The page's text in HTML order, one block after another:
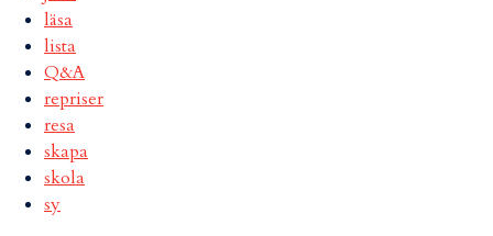
läsa
lista
Q&A
repriser
resa
skapa
skola
sy